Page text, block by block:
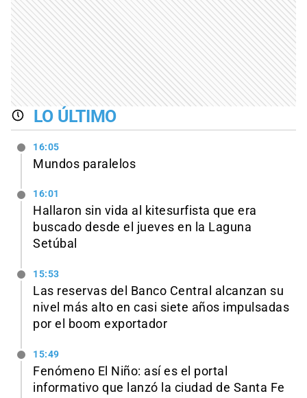
LO ÚLTIMO
16:05
Mundos paralelos
16:01
Hallaron sin vida al kitesurfista que era
buscado desde el jueves en la Laguna
Setúbal
15:53
Las reservas del Banco Central alcanzan su
nivel más alto en casi siete años impulsadas
por el boom exportador
15:49
Fenómeno El Niño: así es el portal
informativo que lanzó la ciudad de Santa Fe